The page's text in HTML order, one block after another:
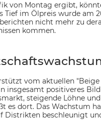
von Montag ergibt,
Tief im Ölpreis wurde am
nicht mehr zu
kommen.
vom aktuellen
insgesamt positiveres
steigende Löhne
es dort. Das Wachstum
Distrikten beschleunigt